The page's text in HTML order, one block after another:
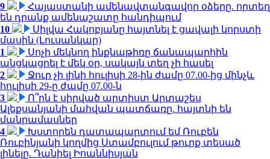
9
Հայաստանի ամենավտանգավոր օձերը. որտեղ
են դրանք ամենաշատը հանդիպում
10
Սիլվա Հակոբյանը հայտնել է ցավալի կորստի
մասին (Լուսանկար)
1
Սոչի մեկնող ինքնաթիռը ճանապարհին
անցկացրել է մեկ օր, սակայն տեղ չի հասել
2
Ջուր չի լինի հուլիսի 28-ին ժամը 07.00-ից մինչև
հուլիսի 29-ը ժամը 07.00-ն
3
Ո՞րն է սիրված արտիստ Արտաշես
Ալեքսանյանի մահվան պատճառը. հայտնի են
մանրամասներ
4
Խստորեն դատապարտում եմ Ռուբեն
Ռուբինյանի կողմից Ստամբուլում թուրք տեսած
լինելը. Դանիել Իոաննիսյան